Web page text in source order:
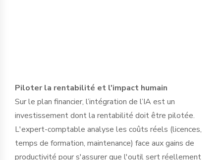
Piloter la rentabilité et l'impact humain
Sur le plan financier, l’intégration de l’IA est un
investissement dont la rentabilité doit être pilotée.
L'expert-comptable analyse les coûts réels (licences,
temps de formation, maintenance) face aux gains de
productivité pour s'assurer que l'outil sert réellement